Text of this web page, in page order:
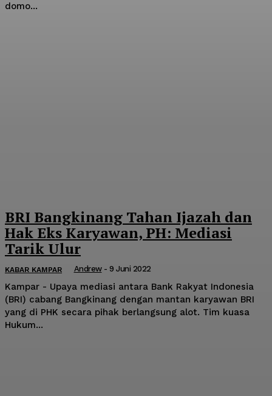
domo...
BRI Bangkinang Tahan Ijazah dan
Hak Eks Karyawan, PH: Mediasi
Tarik Ulur
KABAR KAMPAR Andrew - 9 Juni 2022
Kampar - Upaya mediasi antara Bank Rakyat Indonesia
(BRI) cabang Bangkinang dengan mantan karyawan BRI
yang di PHK secara pihak berlangsung alot. Tim kuasa
Hukum...